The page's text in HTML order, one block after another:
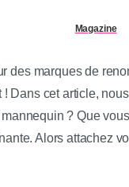
Magazine
des marques de
Dans cet article,
? Que
Alors attachez